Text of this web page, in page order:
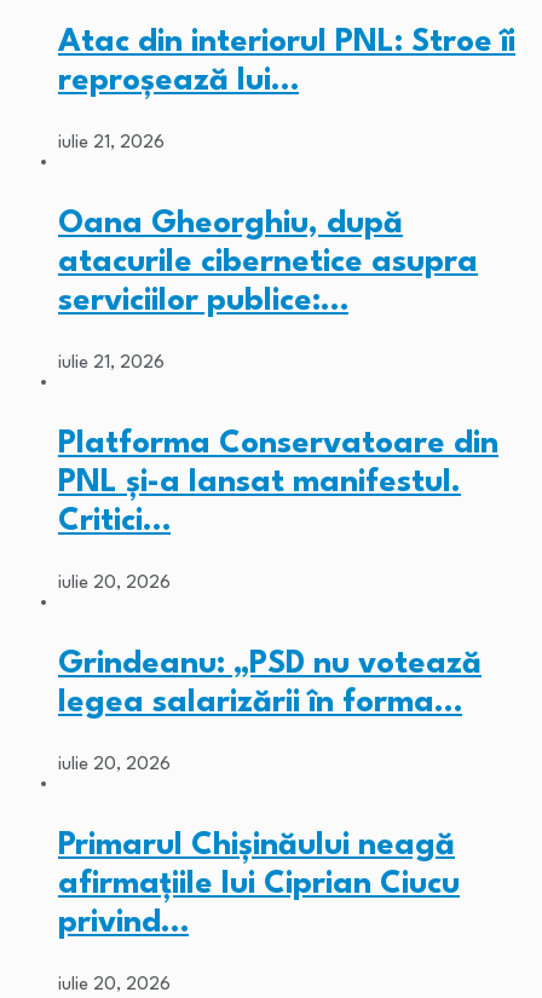
Atac din interiorul PNL: Stroe îi
reproșează lui…
iulie 21, 2026
Oana Gheorghiu, după
atacurile cibernetice asupra
serviciilor publice:…
iulie 21, 2026
Platforma Conservatoare din
PNL și-a lansat manifestul.
Critici…
iulie 20, 2026
Grindeanu: „PSD nu votează
legea salarizării în forma…
iulie 20, 2026
Primarul Chişinăului neagă
afirmaţiile lui Ciprian Ciucu
privind…
iulie 20, 2026